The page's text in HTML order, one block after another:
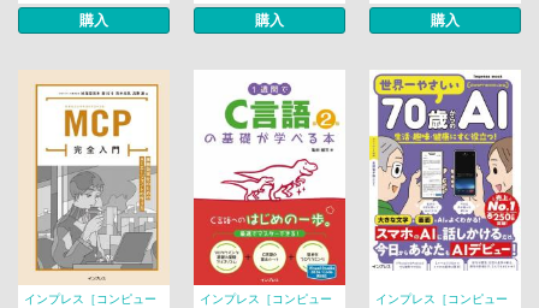
購入 購入 購入
インプレス［コンピュー
インプレス［コンピュー
インプレス［コンピュー